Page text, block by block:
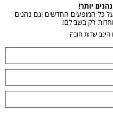
יותר!
כל המופעים החדשים וגם נהנים
רק בשבילם!
שדות חובה